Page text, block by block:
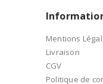
Mentions
Livraison
CGV
Politique de